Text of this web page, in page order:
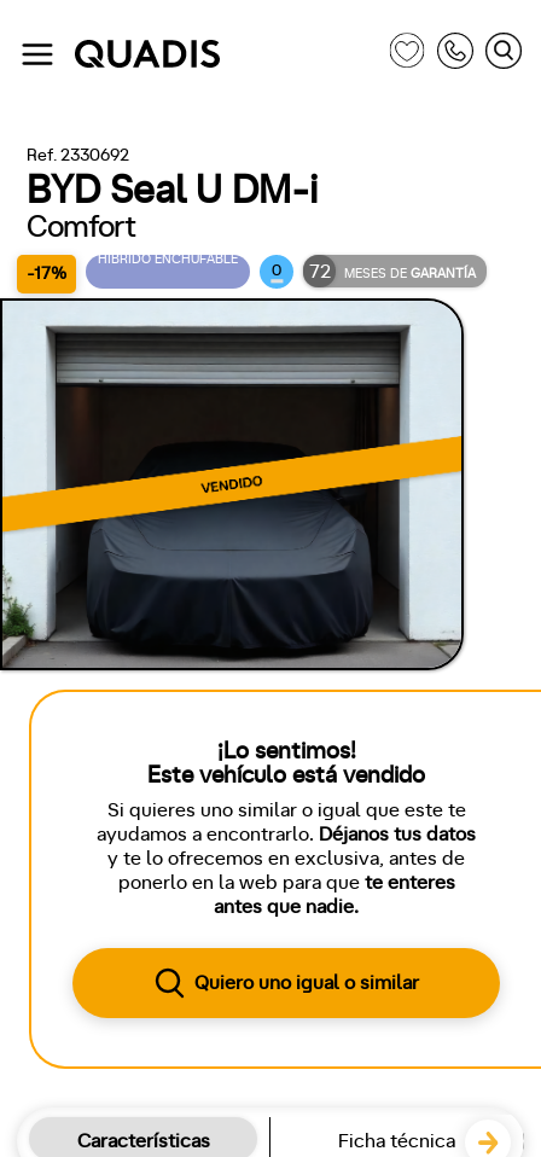
Ref. 2330692
BYD Seal U DM-i
Comfort
-17%
HÍBRIDO ENCHUFABLE
0 72 MESES DEGARANTÍA
¡Lo sentimos!
Este vehículo está vendido
Si quieres uno similar o igual que este te
ayudamos a encontrarlo. Déjanos tus datos
y te lo ofrecemos en exclusiva, antes de
ponerlo en la web para que te enteres
antes que nadie.
Quiero uno igual o similar
Características Ficha técnica